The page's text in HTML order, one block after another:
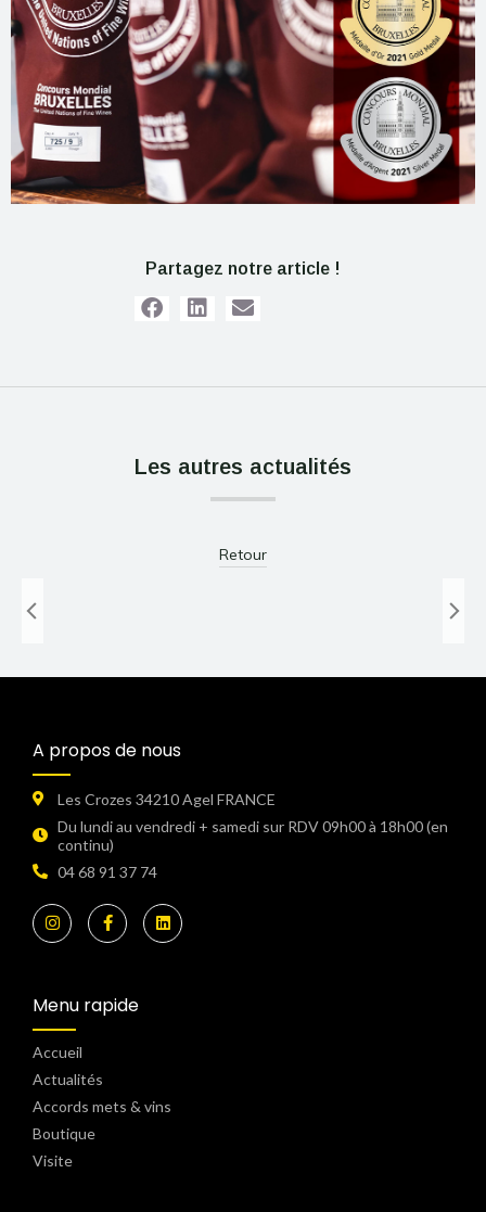
Partagez notre article !
Les autres actualités
Retour
Le pique-nique vignerons indépendant
A propos de nous
Les Crozes 34210 Agel FRANCE
Du lundi au vendredi + samedi sur RDV 09h00 à 18h00 (en
continu)​
04 68 91 37 74
Menu rapide
Accueil
Actualités
Accords mets & vins
Boutique
Visite